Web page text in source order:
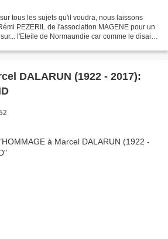
tous les sujets qu'il voudra, nous laissons
PEZERIL de l'association MAGENE pour un
l'Eteile de Normaundie car comme le disait
DALARUN (1922 - 2017):